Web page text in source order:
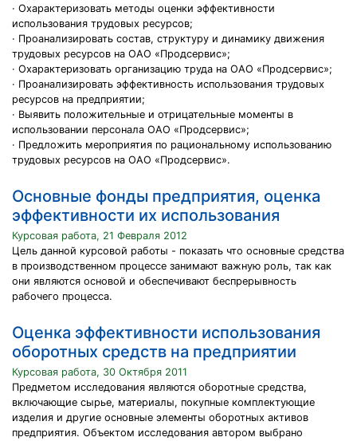
· Охарактеризовать методы оценки эффективности
использования трудовых ресурсов;
· Проанализировать состав, структуру и динамику движения
трудовых ресурсов на ОАО «Продсервис»;
· Охарактеризовать организацию труда на ОАО «Продсервис»;
· Проанализировать эффективность использования трудовых
ресурсов на предприятии;
· Выявить положительные и отрицательные моменты в
использовании персонала ОАО «Продсервис»;
· Предложить мероприятия по рациональному использованию
трудовых ресурсов на ОАО «Продсервис».
Основные фонды предприятия, оценка
эффективности их использования
Курсовая работа, 21 Февраля 2012
Цель данной курсовой работы - показать что основные средства
в производственном процессе занимают важную роль, так как
они являются основой и обеспечивают беспрерывность
рабочего процесса.
Оценка эффективности использования
оборотных средств на предприятии
Курсовая работа, 30 Октября 2011
Предметом исследования являются оборотные средства,
включающие сырье, материалы, покупные комплектующие
изделия и другие основные элементы оборотных активов
предприятия. Объектом исследования автором выбрано